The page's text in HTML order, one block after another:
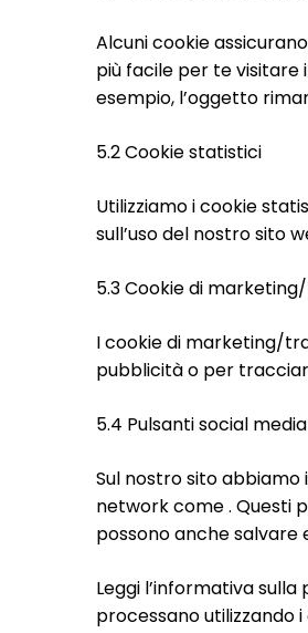
Alcuni cookie
più facile per te visitare
esempio, l’oggetto
5.2 Cookie statistici
Utilizziamo i cookie
sull’uso del nostro sito
5.3 Cookie di
I cookie di marketing/
pubblicità o per
5.4 Pulsanti social media
Sul nostro sito abbiamo
network come . Questi
possono anche
Leggi l’informativa
processano utilizzando